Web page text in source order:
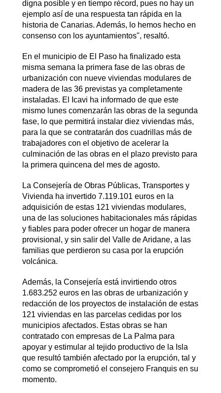
digna posible y en tiempo récord, pues no hay un
ejemplo así de una respuesta tan rápida en la
historia de Canarias. Además, lo hemos hecho en
consenso con los ayuntamientos", resaltó.
En el municipio de El Paso ha finalizado esta
misma semana la primera fase de las obras de
urbanización con nueve viviendas modulares de
madera de las 36 previstas ya completamente
instaladas. El Icavi ha informado de que este
mismo lunes comenzarán las obras de la segunda
fase, lo que permitirá instalar diez viviendas más,
para la que se contratarán dos cuadrillas más de
trabajadores con el objetivo de acelerar la
culminación de las obras en el plazo previsto para
la primera quincena del mes de agosto.
La Consejería de Obras Públicas, Transportes y
Vivienda ha invertido 7.119.101 euros en la
adquisición de estas 121 viviendas modulares,
una de las soluciones habitacionales más rápidas
y fiables para poder ofrecer un hogar de manera
provisional, y sin salir del Valle de Aridane, a las
familias que perdieron su casa por la erupción
volcánica.
Además, la Consejería está invirtiendo otros
1.683.252 euros en las obras de urbanización y
redacción de los proyectos de instalación de estas
121 viviendas en las parcelas cedidas por los
municipios afectados. Estas obras se han
contratado con empresas de La Palma para
apoyar y estimular al tejido productivo de la Isla
que resultó también afectado por la erupción, tal y
como se comprometió el consejero Franquis en su
momento.